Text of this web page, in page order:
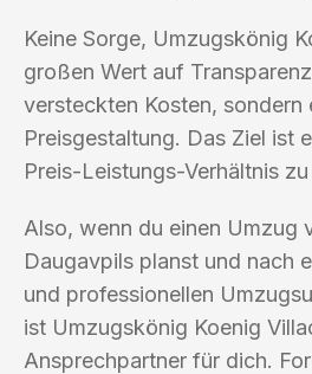
Keine Sorge, Umzugskönig
großen Wert auf
versteckten Kosten, sondern
Preisgestaltung. Das Ziel ist
Preis-Leistungs-Verhältnis
Also, wenn du einen Umzug
Daugavpils planst und nach
und professionellen
ist Umzugskönig Koenig
Ansprechpartner für dich.